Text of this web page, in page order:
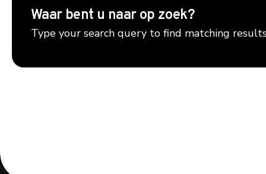
Waar bent u naar op zoek?
Type your search query to find matching